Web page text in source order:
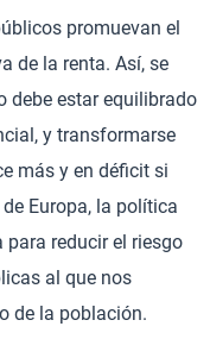
promuevan el
de la renta. Así, se
debe estar equilibrado
y transformarse
más y en déficit si
Europa, la política
reducir el riesgo
al que nos
de la población.